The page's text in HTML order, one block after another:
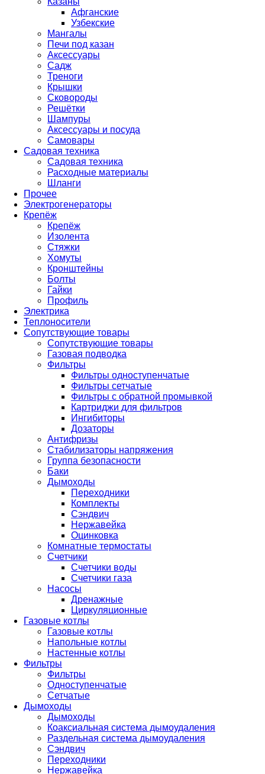
Афганские
Узбекские
Мангалы
Печи под казан
Аксессуары
Садж
Треноги
Крышки
Сковороды
Решётки
Шампуры
Аксессуары и посуда
Самовары
Садовая техника
Садовая техника
Расходные материалы
Шланги
Прочее
Электрогенераторы
Крепёж
Крепёж
Изолента
Стяжки
Хомуты
Кронштейны
Болты
Гайки
Профиль
Электрика
Теплоносители
Сопутствующие товары
Сопутствующие товары
Газовая подводка
Фильтры
Фильтры одноступенчатые
Фильтры сетчатые
Фильтры с обратной промывкой
Картриджи для фильтров
Ингибиторы
Дозаторы
Антифризы
Стабилизаторы напряжения
Группа безопасности
Баки
Дымоходы
Переходники
Комплекты
Сэндвич
Нержавейка
Оцинковка
Комнатные термостаты
Счетчики
Счетчики воды
Счетчики газа
Насосы
Дренажные
Циркуляционные
Газовые котлы
Газовые котлы
Напольные котлы
Настенные котлы
Фильтры
Фильтры
Одноступенчатые
Сетчатые
Дымоходы
Дымоходы
Коаксиальная система дымоудаления
Раздельная система дымоудаления
Сэндвич
Переходники
Нержавейка